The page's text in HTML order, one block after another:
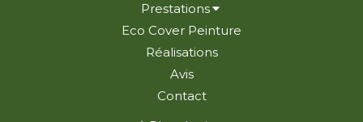
Prestations
Eco Cover Peinture
Réalisations
Avis
Contact